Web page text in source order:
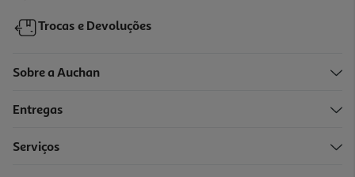
Trocas e Devoluções
Sobre a Auchan
Entregas
Serviços